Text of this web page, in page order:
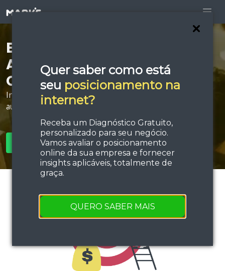
Quer saber como está
seu posicionamento na
internet?
Receba um Diagnóstico Gratuito,
personalizado para seu negócio.
Vamos avaliar o posicionamento
online da sua empresa e fornecer
insights aplicáveis, totalmente de
graça.
QUERO SABER MAIS
Está procurando por
Agência de Publicidade
Online em Itanhaém?
Invista em estratégias de tráfego e performance e
aumente sua força de vendas!
SOLICITAR ORÇAMENTO